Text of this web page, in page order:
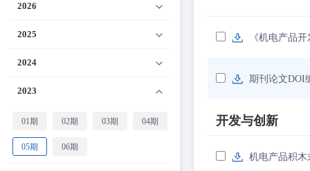
2026
2025
2024
2023
01期 02期 03期 04期
05期 06期
《机电产品
期刊论文DOI
开发与创新
机电产品积